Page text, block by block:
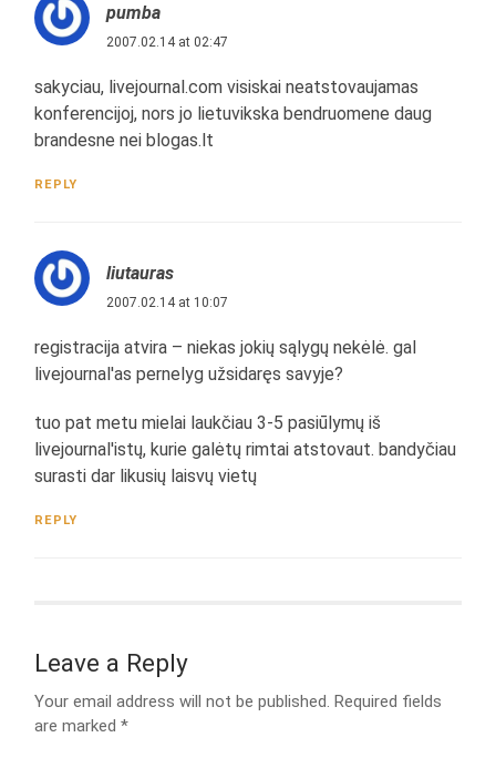
pumba
2007.02.14 at 02:47
sakyciau, livejournal.com visiskai neatstovaujamas
konferencijoj, nors jo lietuvikska bendruomene daug
brandesne nei blogas.lt
REPLY
liutauras
2007.02.14 at 10:07
registracija atvira – niekas jokių sąlygų nekėlė. gal
livejournal'as pernelyg užsidaręs savyje?
tuo pat metu mielai laukčiau 3-5 pasiūlymų iš
livejournal'istų, kurie galėtų rimtai atstovaut. bandyčiau
surasti dar likusių laisvų vietų
REPLY
Leave a Reply
Your email address will not be published. Required fields
are marked*